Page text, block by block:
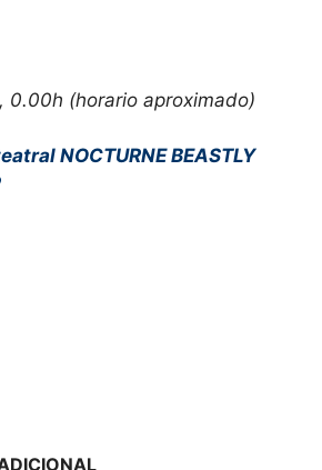
0.00h (horario aproximado)
NOCTURNE BEASTLY